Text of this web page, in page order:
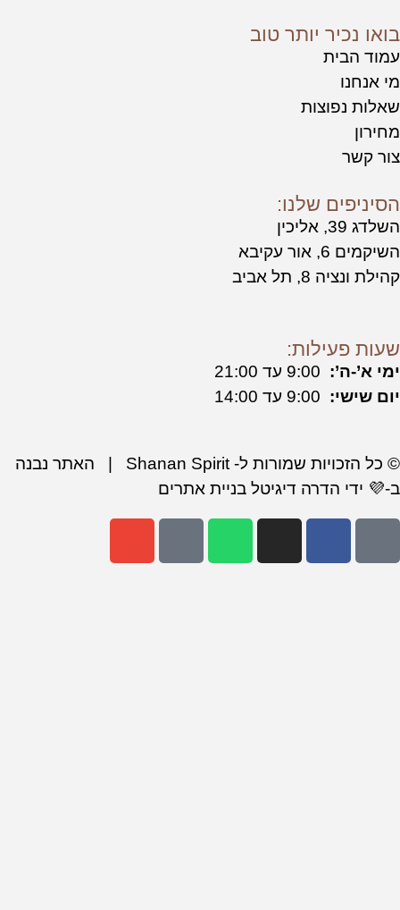
יותר טוב
שלנו:
תל אביב
9:00 עד 21:00
9:00 עד 14:00
© כל הזכויות שמורות ל- Shanan Spirit | האתר נבנה
הדרה דיגיטל בניית אתרים